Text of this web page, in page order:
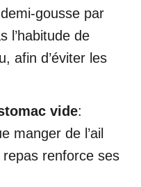
gousse par
l’habitude de
afin d’éviter les
vide:
manger de l’ail
renforce ses